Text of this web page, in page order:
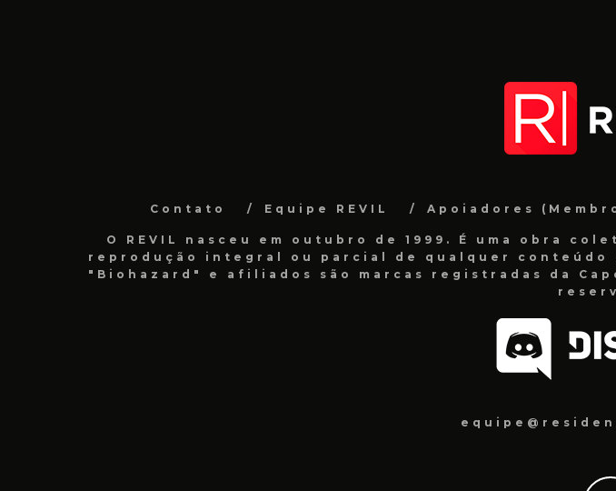
Contato Equipe REVIL Apoiadores
O REVIL nasceu em outubro de 1999. É uma obra
reprodução integral ou parcial de qualquer conteúdo
"Biohazard" e afiliados são marcas registradas da